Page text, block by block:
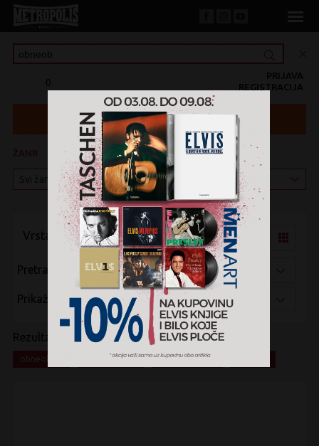
0 REGISTRACIJA
PRIJAVA
KATEGORIJA
Vrsta pregleda:
Pretraži po:
Prikaži po:
Rezultati pretrage:
Electronic x Electropop x